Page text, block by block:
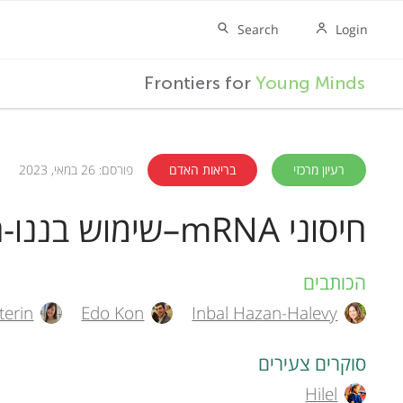
Frontiers for Young Minds
רעיון מרכזי בריאות האדם פורסם: 26 במאי, 2023
חיסוני mRNA–שימוש בננו-חלקיקים שומניים של mRNA למאבק בנגיפים
A
u
t
הכותבים
Inbal Hazan-Halevy
Edo Kon
סוקרים צעירים
Hilel